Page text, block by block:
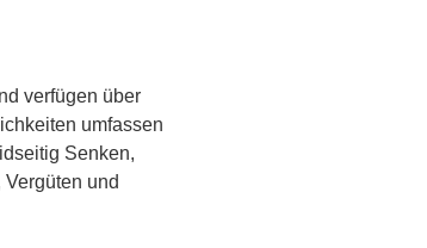
verfügen über
umfassen
Senken,
und